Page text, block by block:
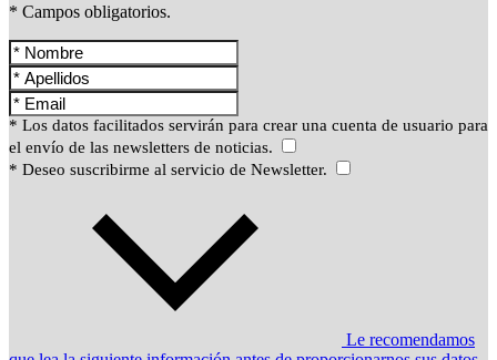
* Campos obligatorios.
* Los datos facilitados servirán para crear una cuenta de usuario para
el envío de las newsletters de noticias.
* Deseo suscribirme al servicio de Newsletter.
Le recomendamos